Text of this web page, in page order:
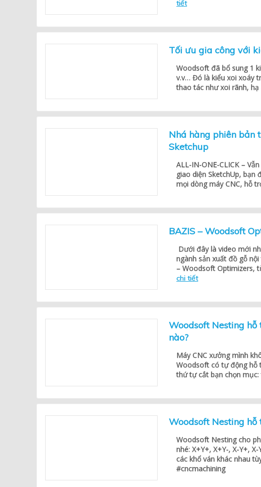
tiết
Tối ưu gia công với
Woodsoft đã bổ sung 1
v.v… Đó là kiểu xoi xoáy
thao tác như xoi rãnh, hạ
Nhá hàng phiên bản
Sketchup
ALL-IN-ONE-CLICK –
giao diện SketchUp, bạn
mọi dòng máy CNC, hỗ
BAZIS – Woodsoft
Dưới đây là video mới
ngành sản xuất đồ gỗ
– Woodsoft Optimizers,
chi tiết
Woodsoft Nesting hỗ
nào?
Máy CNC xưởng mình
Woodsoft có tự động hỗ
thứ tự cắt bạn chọn
Woodsoft Nesting hỗ
Woodsoft Nesting cho
nhé: X+Y+, X+Y-, X-Y+,
các khổ ván khác nhau
#cncmachining